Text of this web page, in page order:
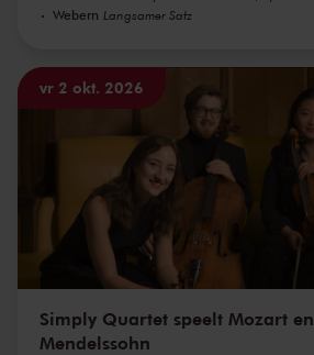
Webern Langsamer Satz
vr 2 okt. 2026
Simply Quartet speelt Mozart en
Mendelssohn